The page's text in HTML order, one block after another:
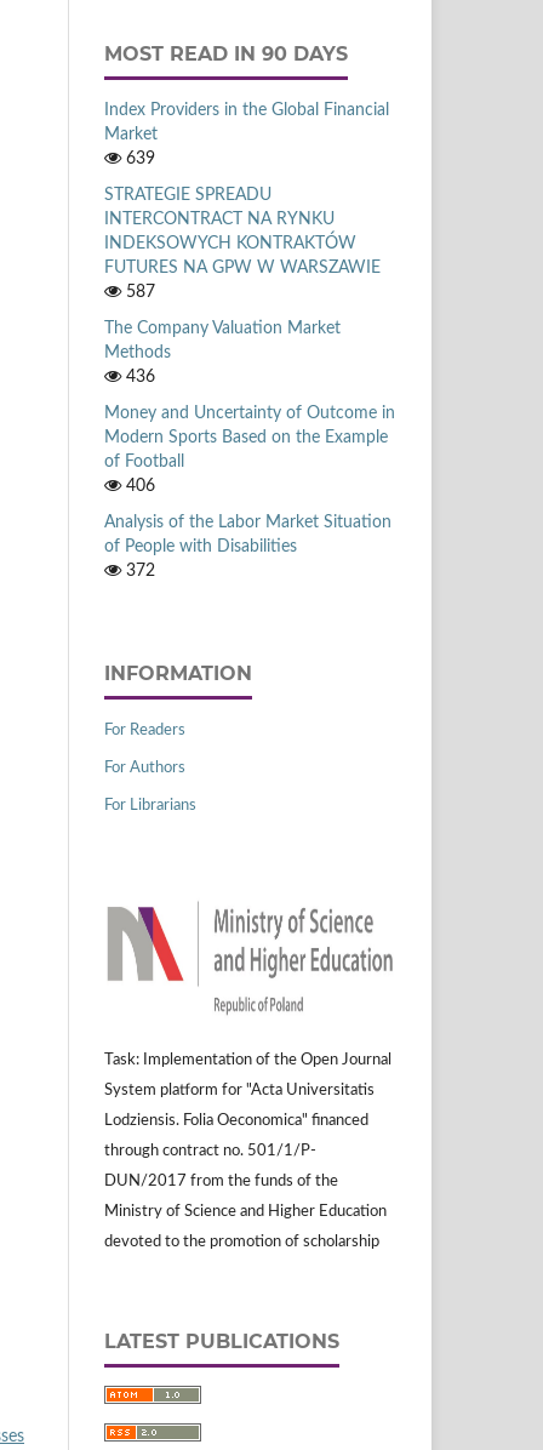
MOST READ IN 90 DAYS
Index Providers in the Global Financial
Market
639
STRATEGIE SPREADU
INTERCONTRACT NA RYNKU
INDEKSOWYCH KONTRAKTÓW
FUTURES NA GPW W WARSZAWIE
587
The Company Valuation Market
Methods
436
Money and Uncertainty of Outcome in
Modern Sports Based on the Example
of Football
406
Analysis of the Labor Market Situation
of People with Disabilities
372
INFORMATION
For Readers
For Authors
For Librarians
Task: Implementation of the Open Journal
System platform for "Acta Universitatis
Lodziensis. Folia Oeconomica" financed
through contract no. 501/1/P-
DUN/2017 from the funds of the
Ministry of Science and Higher Education
devoted to the promotion of scholarship
LATEST PUBLICATIONS